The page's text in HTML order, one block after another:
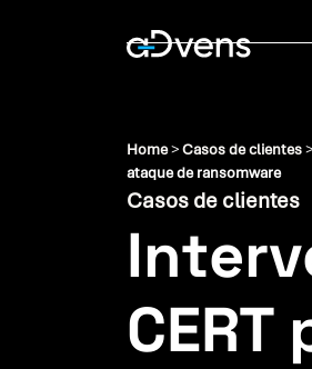
Home>Casos de clientes>
ataque de ransomware
Casos de clientes
CERT